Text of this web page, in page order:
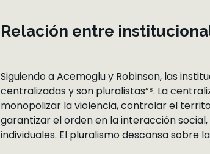
Relación entre
Siguiendo a Acemoglu y Robinson, las
centralizadas y son pluralistas”⁸. La
monopolizar la violencia, controlar el
garantizar el orden en la interacción
individuales. El pluralismo descansa sobre